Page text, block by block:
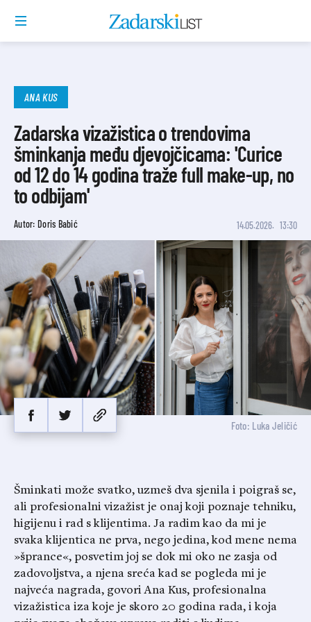
ANA KUS
Zadarska vizažistica o trendovima
šminkanja među djevojčicama: 'Curice
od 12 do 14 godina traže full make-up, no
to odbijam'
Autor: Doris Babić 14.05.2026. 13:30
Foto: Luka Jeličić
Šminkati može svatko, uzmeš dva sjenila i poigraš se,
ali profesionalni vizažist je onaj koji poznaje tehniku,
higijenu i rad s klijentima. Ja radim kao da mi je
svaka klijentica ne prva, nego jedina, kod mene nema
»šprance«, posvetim joj se dok mi oko ne zasja od
zadovoljstva, a njena sreća kad se pogleda mi je
najveća nagrada, govori Ana Kus, profesionalna
vizažistica iza koje je skoro 20 godina rada, i koja